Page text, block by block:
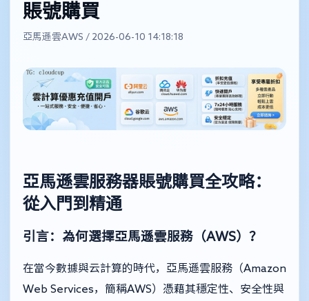
賬號購買
亞馬遜雲AWS / 2026-06-10 14:18:18
亞馬遜雲服務器賬號購買全攻略：
從入門到精通
引言：為何選擇亞馬遜雲服務（AWS）？
在當今數據與云計算的時代，亞馬遜雲服務（Amazon
Web Services，簡稱AWS）憑藉其穩定性、安全性與